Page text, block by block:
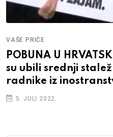
VAŠE PRIČE
POBUNA U
su ubili srednji
radnike iz
5. JULI 2022.